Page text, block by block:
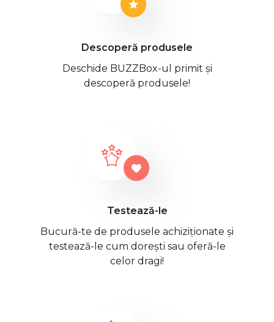
Descoperă produsele
Deschide BUZZBox-ul primit și
descoperă produsele!
Testează-le
Bucură-te de produsele achiziționate și
testează-le cum dorești sau oferă-le
celor dragi!